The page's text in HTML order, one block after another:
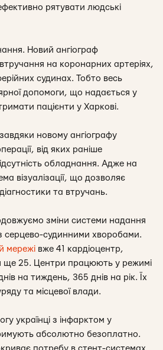
рятувати людські
Новий ангіограф
на коронарних артеріях,
судинах. Тобто весь
допомоги, що надається у
пацієнти у Харкові.
новому ангіографу
від яких раніше
обладнання. Адже на
візуалізації, що дозволяє
та втручань.
зміни системи надання
серцево-судинними хворобами.
мережі вже 41 кардіоцентр,
ще 25. Центри працюють у режимі
на тиждень, 365 днів на рік. Їх
та місцевої влади.
українці з інфарктом у
абсолютно безоплатно.